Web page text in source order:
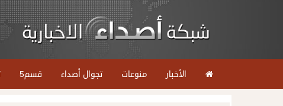
الأخبار منوعات تجوال أصداء قسم5